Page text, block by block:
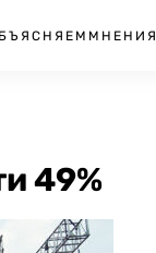
МНЕНИЯ
49%